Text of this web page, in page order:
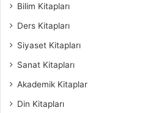
Bilim Kitapları
Ders Kitapları
Siyaset Kitapları
Sanat Kitapları
Akademik Kitaplar
Din Kitapları